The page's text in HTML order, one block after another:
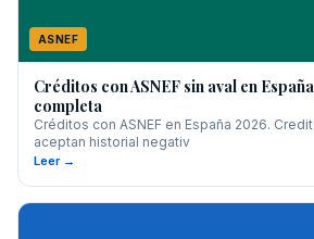
ASNEF
Créditos con ASNEF sin aval en
completa
Créditos con ASNEF en España 2026.
aceptan historial negativ
Leer →